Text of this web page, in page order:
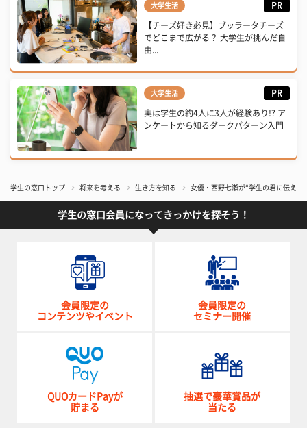
大学生活 PR
【チーズ好き必見】ブッラータチーズ
でどこまで広がる？ 大学生が挑んだ自
由...
大学生活 PR
実は学生の約4人に3人が経験あり!? ア
ンケートから知るダークパターン入門
学生の窓口トップ 将来を考える 生き方を知る 女優・西野七瀬が“学生の君に伝え
学生の窓口会員になってきっかけを探そう！
会員限定の
コンテンツやイベント
会員限定の
セミナー開催
QUOカードPayが
貯まる
抽選で豪華賞品が
当たる